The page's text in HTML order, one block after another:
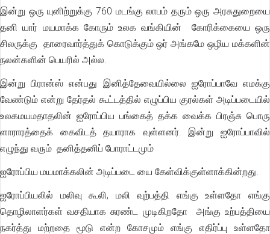
இன்று ஒரு யுனிற்றுக்கு 760 மடங்கு லாபம் தரும் ஒரு அரசுதுறையை
தனி யார் மயமாக்க கோரும் உலக வங்கியின் கோரிக்கையை ஒரு
சிலருக்கு தாரைவார்த்துக் கொடுக்கும் ஒர் அங்கமே ஒழிய மக்களின்
நலன்களின் பெயரில் அல்ல.
இன்று பிரான்ஸ் என்பது இனித்தேவையில்லை ஐரோப்பாவே எமக்கு
வேண்டும் என்று தேர்தல் கூட்டத்தில் எழுப்பிய குரல்கள் அடிப்படையில்
உலகமயமதாதலின் ஐரோப்பிய பங்கைத் தக்க வைக்க பிரஞ்சு பொரு
ளாராரத்தைக் கைவிடத் தயாராக வுள்ளனர். இன்று ஐரோப்பாவில்
எழுந்து வரும் தனித்தனிப் போராட்டமும்
ஐரோப்பிய மயமாக்கலின் அடிப்படை யை கேள்விக்குள்ளாக்கின்றது.
ஐரோப்பியலில் மலிவு கூலி, மலி வுற்பத்தி எங்கு உள்ளதோ எங்கு
தொழிலாளர்கள் வசதியாக சுரண்ட முடிகிறதோ அங்கு உற்பத்தியை
நகர்த்து மற்றதை மூடு என்ற கோசமும் எங்கு எதிர்ப்பு உள்ளதோ